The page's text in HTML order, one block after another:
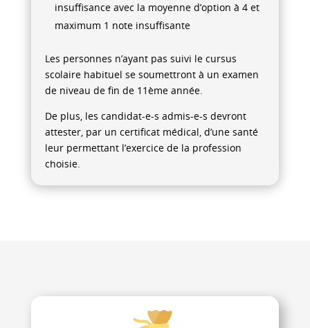
insuffisance avec la moyenne d’option à 4 et
maximum 1 note insuffisante
Les personnes n’ayant pas suivi le cursus
scolaire habituel se soumettront à un examen
de niveau de fin de 11ème année.
De plus, les candidat-e-s admis-e-s devront
attester, par un certificat médical, d’une santé
leur permettant l’exercice de la profession
choisie.